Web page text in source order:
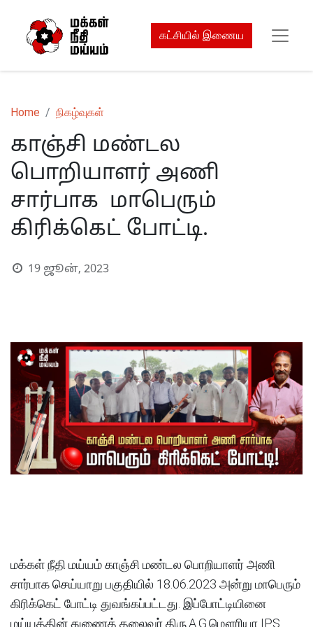
கட்சியில் இணைய
Home நிகழ்வுகள்
காஞ்சி மண்டல
பொறியாளர் அணி
சார்பாக மாபெரும்
கிரிக்கெட் போட்டி.
19 ஜூன், 2023
மக்கள் நீதி மய்யம் காஞ்சி மண்டல பொறியாளர் அணி
சார்பாக செய்யாறு பகுதியில் 18.06.2023 அன்று மாபெரும்
கிரிக்கெட் போட்டி துவங்கப்பட்டது. இப்போட்டியினை
மய்யத்தின் துணைத் தலைவர் திரு.A.G.மௌரியா IPS